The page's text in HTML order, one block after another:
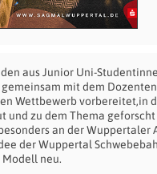
aus Junior Uni-
mit dem
Wettbewerb vorbereitet,in
und zu dem Thema
an der Wuppertaler
der Wuppertal
neu.